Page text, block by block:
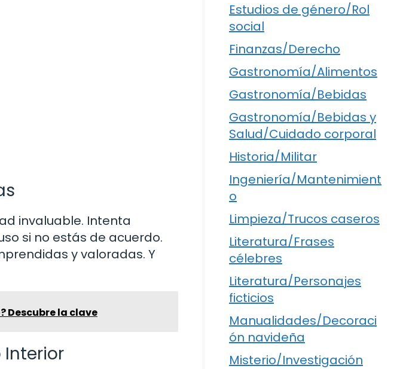
invaluable. Intenta
si no estás de acuerdo.
y valoradas. Y
Descubre la clave
Interior
Estudios de género/Rol
social
Finanzas/Derecho
Gastronomía/Alimentos
Gastronomía/Bebidas
Gastronomía/Bebidas y
Salud/Cuidado corporal
Historia/Militar
Ingeniería/Mantenimient
o
Limpieza/Trucos caseros
Literatura/Frases
célebres
Literatura/Personajes
ficticios
Manualidades/Decoraci
ón navideña
Misterio/Investigación